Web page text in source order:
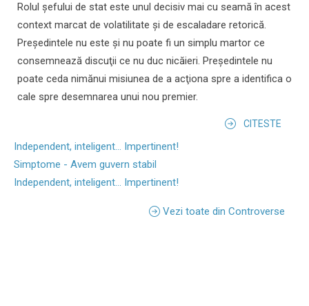
Rolul şefului de stat este unul decisiv mai cu seamă în acest
context marcat de volatilitate şi de escaladare retorică.
Preşedintele nu este şi nu poate fi un simplu martor ce
consemnează discuţii ce nu duc nicăieri. Preşedintele nu
poate ceda nimănui misiunea de a acţiona spre a identifica o
cale spre desemnarea unui nou premier.
CITESTE
Independent, inteligent... Impertinent!
Simptome - Avem guvern stabil
Independent, inteligent... Impertinent!
Vezi toate din Controverse